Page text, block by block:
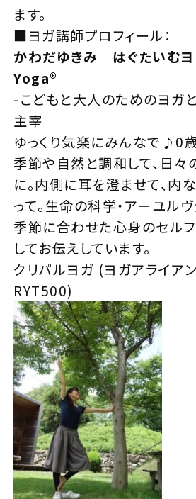
ます。
■ヨガ講師プロフィール：
かわだゆきみ はぐたいむ
Yoga®︎
-こどもと大人のためのヨ
主宰
ゆっくり気楽にみんなで♪0
季節や自然と調和して、日々
に。内側に耳を澄ませて、内
って。生命の科学・アーユル
季節に合わせた心身のセル
してお伝えしています。
クリパルヨガ (ヨガアライア
RYT500)